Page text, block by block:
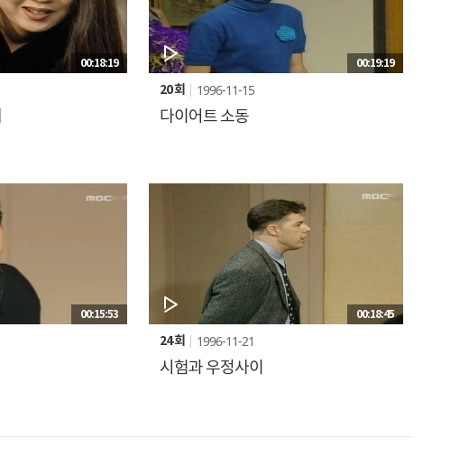
00:18:19 00:19:19
20 회 1996-11-15
다이어트 소동
00:15:53 00:18:45
24 회 1996-11-21
시험과 우정사이